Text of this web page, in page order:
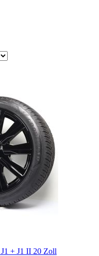
J1 + J1 II 20 Zoll